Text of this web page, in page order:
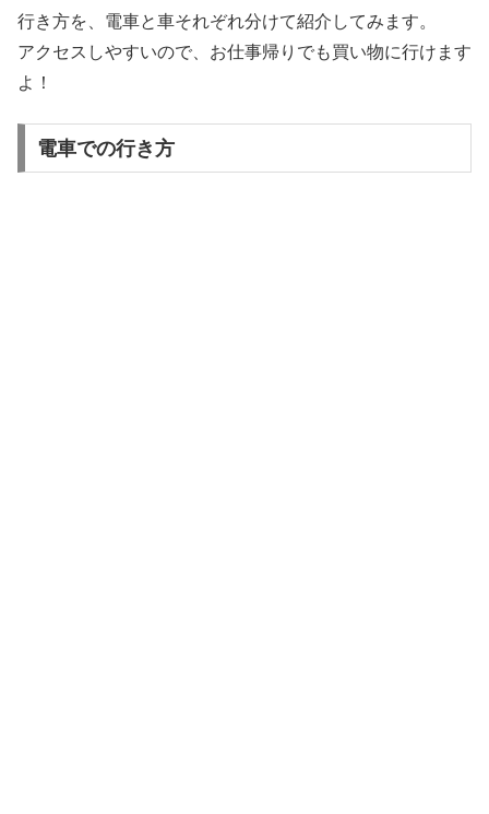
行き方を、電車と車それぞれ分けて紹介してみます。
アクセスしやすいので、お仕事帰りでも買い物に行けます
よ！
電車での行き方